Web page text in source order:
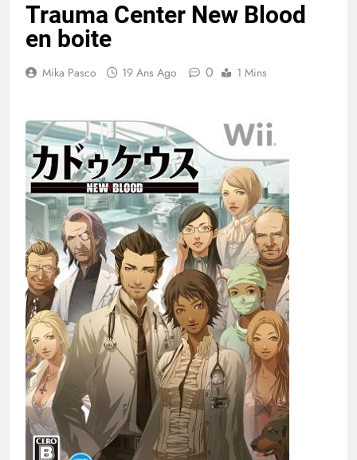
Trauma Center New Blood
en boite
Mika Pasco 19 Ans Ago 0 1 Mins